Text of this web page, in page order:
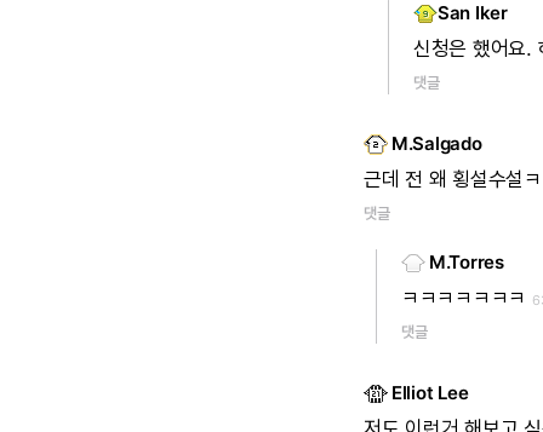
San Iker
신청은 했어요.
댓글
M.Salgado
근데 전 왜 횡설수설
댓글
M.Torres
ㅋㅋㅋㅋㅋㅋㅋ
댓글
Elliot Lee